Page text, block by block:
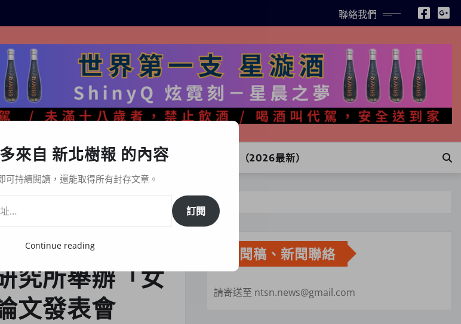
聯絡我們
樹報 星漩酒哪裡買｜官方購買通路與LINE訂購（2026最新）
論文發表會
究所舉辦「女
文發表會
新聞稿、新聞聯絡
請寄送至 ntsn.news@gmail.com
來自 新北樹報 的內容
可持續閱讀，還能取得所有封存文章。
訂閱
Continue reading